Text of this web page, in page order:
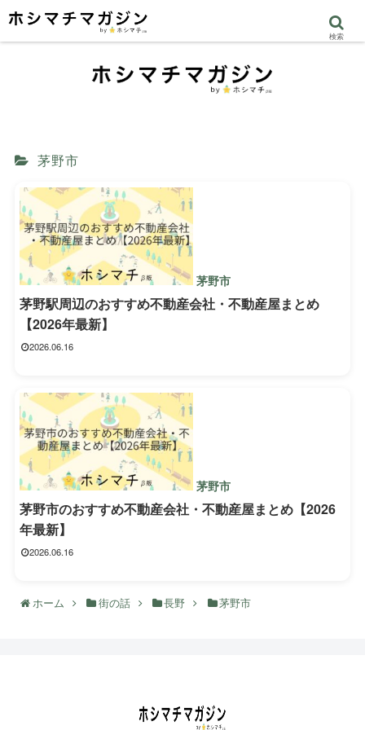
茅野市
茅野市
茅野駅周辺のおすすめ不動産会社・不動産屋まとめ
【2026年最新】
2026.06.16
茅野市
茅野市のおすすめ不動産会社・不動産屋まとめ【2026
年最新】
2026.06.16
ホーム 街の話 長野 茅野市
検索